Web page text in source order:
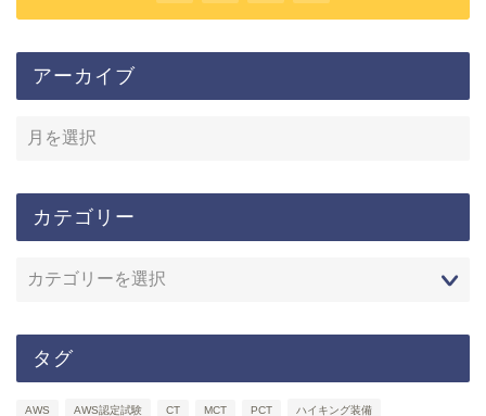
アーカイブ
カテゴリー
タグ
AWS AWS認定試験 CT MCT PCT ハイキング装備